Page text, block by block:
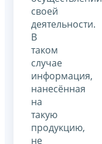
своей
деятельности.
В
таком
случае
информация,
нанесённая
на
такую
продукцию,
не